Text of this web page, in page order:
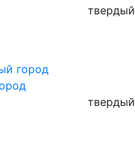
твердый
твердый